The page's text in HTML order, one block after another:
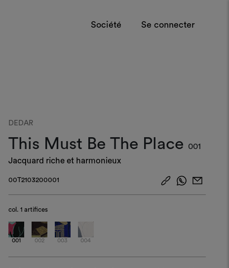
Société Se connecter
DEDAR
This Must Be The Place
001
Jacquard riche et harmonieux
00T2103200001
col. 1 artifices
001 002 003 004